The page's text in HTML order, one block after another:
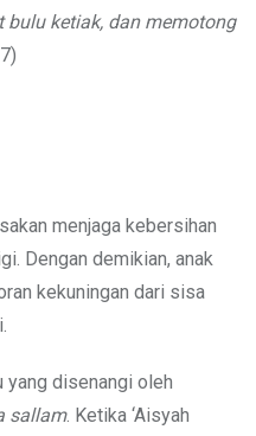
bulu ketiak, dan memotong
menjaga kebersihan
Dengan demikian, anak
kekuningan dari sisa
disenangi oleh
sallam. Ketika ‘Aisyah